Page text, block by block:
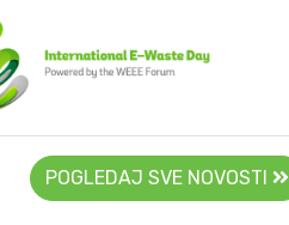
POGLEDAJ SVE NOVOSTI